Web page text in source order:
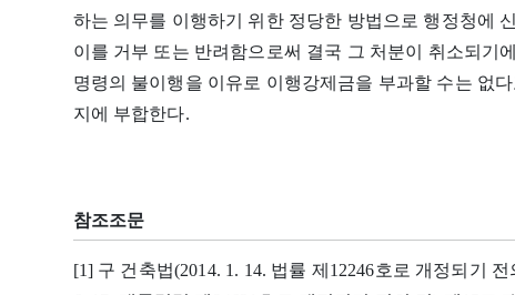
하는 의무를 이행하기 위한 정당한 방법으로 행정청에
이를 거부 또는 반려함으로써 결국 그 처분이 취소되기
명령의 불이행을 이유로 이행강제금을 부과할 수는 없
지에 부합한다.
참조조문
[1] 구 건축법(2014. 1. 14. 법률 제12246호로 개정되기